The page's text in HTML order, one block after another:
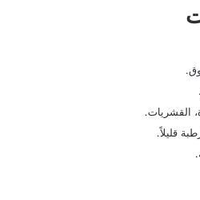
القشريات.
قليلاً.